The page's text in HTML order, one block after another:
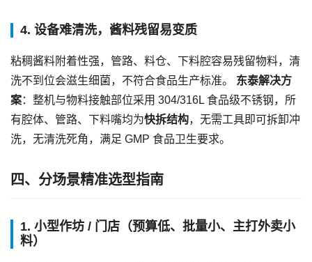
4. 设备难清洗，酱料残留易变质
粘稠酱料附着性强，管路、料仓、下料腔容易残留物料，清
洗不到位会滋生细菌，不符合食品生产标准。 东泰解决方
案：整机与物料接触部位采用 304/316L 食品级不锈钢，所
有腔体、管路、下料嘴均为快拆结构，无需工具即可拆卸冲
洗，无清洗死角，满足 GMP 食品卫生要求。
四、分场景精准选型指南
1. 小型作坊 / 门店（预算低、批量小、主打外卖小
料）